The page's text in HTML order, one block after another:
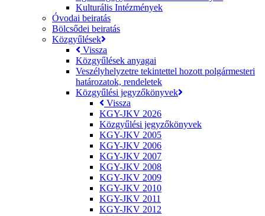
Kulturális Intézmények
Óvodai beiratás
Bölcsődei beiratás
Közgyűlések
Vissza
Közgyűlések anyagai
Veszélyhelyzetre tekintettel hozott polgármesteri
határozatok, rendeletek
Közgyűlési jegyzőkönyvek
Vissza
KGY-JKV 2026
Közgyűlési jegyzőkönyvek
KGY-JKV 2005
KGY-JKV 2006
KGY-JKV 2007
KGY-JKV 2008
KGY-JKV 2009
KGY-JKV 2010
KGY-JKV 2011
KGY-JKV 2012